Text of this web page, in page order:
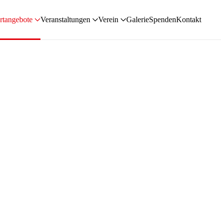
Veranstaltungen Verein GalerieSpendenKontakt